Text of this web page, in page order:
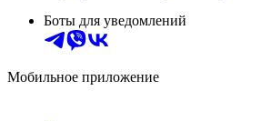
Боты для уведомлений
Мобильное приложение